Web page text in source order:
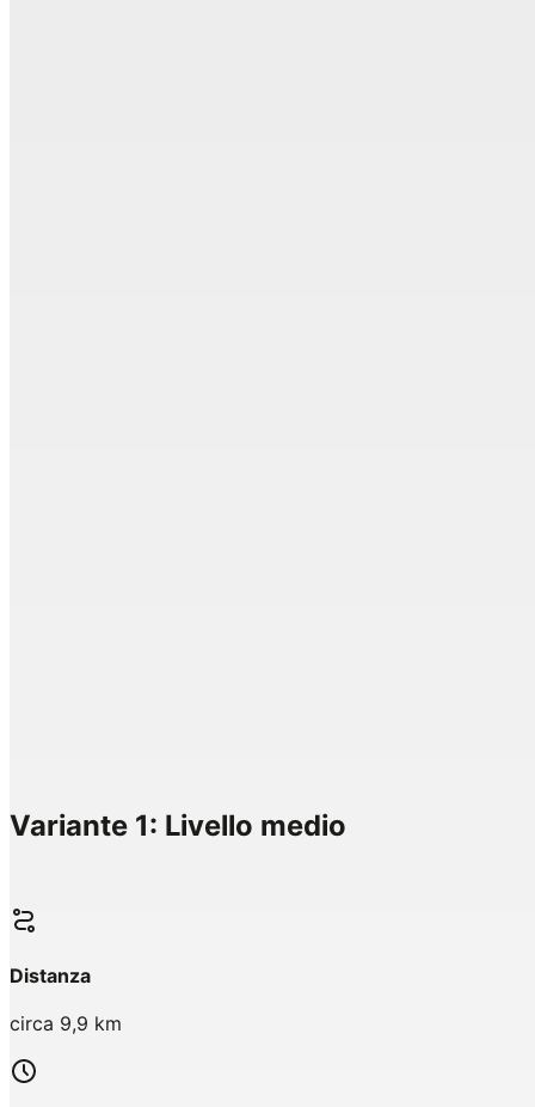
Variante 1: Livello medio
Distanza
circa 9,9 km